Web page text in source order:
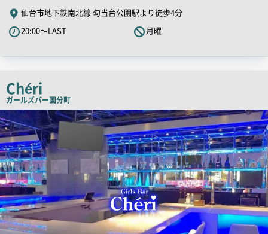
舗
PR
キ
コ
ピ
ー
仙台市地下鉄南北線 勾当台公園駅より徒歩4分
20:00～LAST
月曜
Chéri
ガールズバー国分町
店
舗
PR
画
像